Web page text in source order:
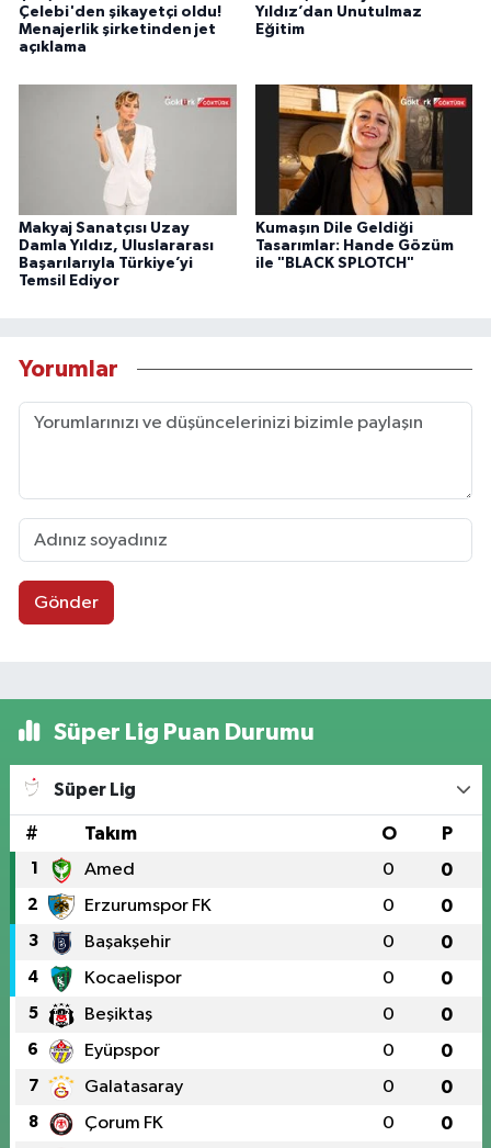
Çelebi'den şikayetçi oldu!
Menajerlik şirketinden jet
açıklama
Yıldız’dan Unutulmaz
Eğitim
Makyaj Sanatçısı Uzay
Damla Yıldız, Uluslararası
Başarılarıyla Türkiye’yi
Temsil Ediyor
Kumaşın Dile Geldiği
Tasarımlar: Hande Gözüm
ile "BLACK SPLOTCH"
Yorumlar
Gönder
Süper Lig Puan Durumu
Süper Lig
# Takım O P
1 Amed 0 0
2 Erzurumspor FK 0 0
3 Başakşehir 0 0
4 Kocaelispor 0 0
5 Beşiktaş 0 0
6 Eyüpspor 0 0
7 Galatasaray 0 0
8 Çorum FK 0 0